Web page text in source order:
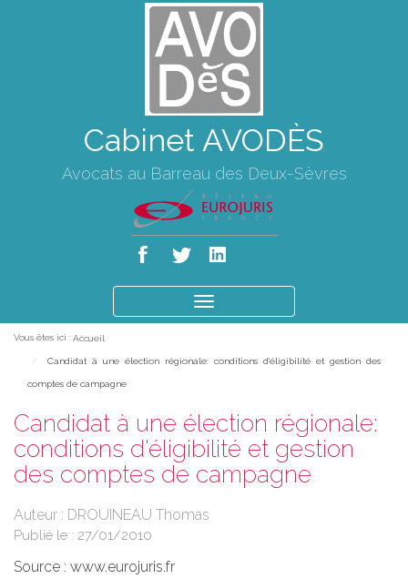
Cabinet AVODÈS
Avocats au Barreau des Deux-Sèvres
le
Vous êtes ici : Accueil
Candidat à une élection régionale: conditions d'éligibilité et gestion des
comptes de campagne
Candidat à une élection régionale:
conditions d'éligibilité et gestion
des comptes de campagne
Auteur : DROUINEAU Thomas
Publié le : 27/01/2010
Source : www.eurojuris.fr